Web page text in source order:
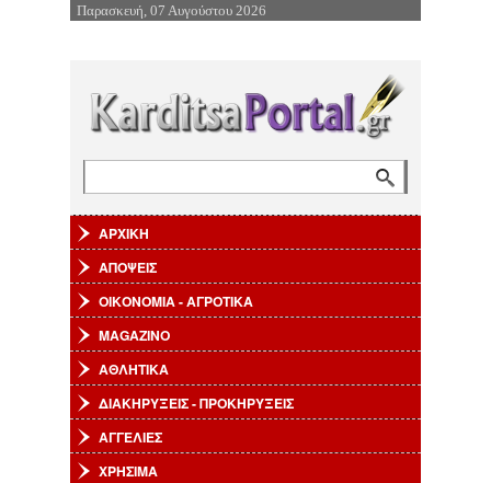
Επιστροφή στην Πλοήγηση
Παρασκευή, 07 Αυγούστου 2026
ΑΡΧΙΚΗ
ΑΠΟΨΕΙΣ
ΟΙΚΟΝΟΜΙΑ - ΑΓΡΟΤΙΚΑ
MAGAZINO
ΑΘΛΗΤΙΚΑ
ΔΙΑΚΗΡΥΞΕΙΣ - ΠΡΟΚΗΡΥΞΕΙΣ
ΑΓΓΕΛΙΕΣ
ΧΡΗΣΙΜΑ